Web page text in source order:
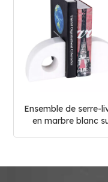
Ensemble de serre-
en marbre blanc